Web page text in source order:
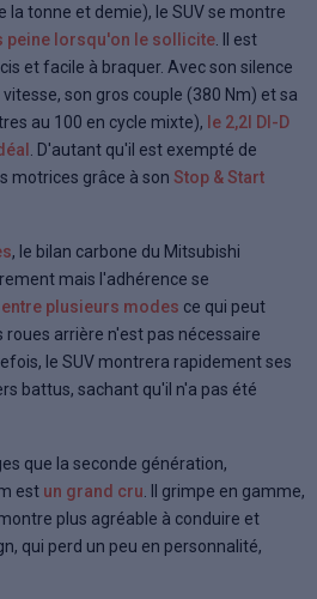
la tonne et demie), le SUV se montre
peine lorsqu'on le sollicite . Il est
et facile à braquer. Avec son silence
son gros couple (380 Nm) et sa
au 100 en cycle mixte), le 2,2l DI-D
. D'autant qu'il est exempté de
motrices grâce à son Stop & Start
, le bilan carbone du Mitsubishi
mais l'adhérence se
entre plusieurs modes ce qui peut
arrière n'est pas nécessaire
le SUV montrera rapidement ses
battus, sachant qu'il n'a pas été
que la seconde génération,
est un grand cru . Il grimpe en gamme,
plus agréable à conduire et
qui perd un peu en personnalité,